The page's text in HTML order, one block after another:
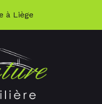
à Liège